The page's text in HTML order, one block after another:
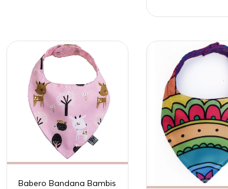
Babero Bandana Bambis